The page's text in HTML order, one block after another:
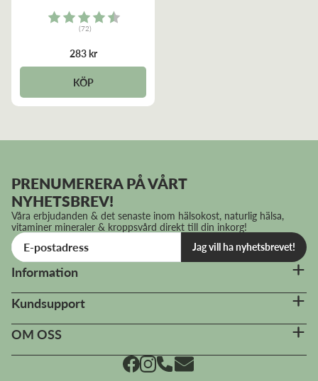
Rating:
(72)
283 kr
KÖP
PRENUMERERA PÅ VÅRT
NYHETSBREV!
Våra erbjudanden & det senaste inom hälsokost, naturlig hälsa,
vitaminer mineraler & kroppsvård direkt till din inkorg!
Jag vill ha nyhetsbrevet!
Information
Kundsupport
OM OSS